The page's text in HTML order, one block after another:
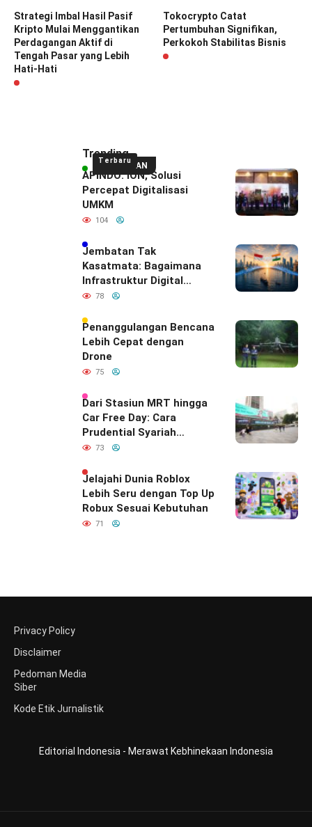
Strategi Imbal Hasil Pasif
Kripto Mulai Menggantikan
Perdagangan Aktif di
Tengah Pasar yang Lebih
Hati-Hati
Tokocrypto Catat
Pertumbuhan Signifikan,
Perkokoh Stabilitas Bisnis
UNGGULAN
Terbaru
Trending
APINDO: ION, Solusi
Percepat Digitalisasi
UMKM
104
Jembatan Tak
Kasatmata: Bagaimana
Infrastruktur Digital
Diam-Diam
Hubungan Indonesia–
India
78
Penanggulangan Bencana
Lebih Cepat dengan
Drone
75
Dari Stasiun MRT hingga
Car Free Day: Cara
Prudential Syariah
Merayakan yang Nomor
Indonesia
73
Jelajahi Dunia Roblox
Lebih Seru dengan Top Up
Robux Sesuai Kebutuhan
71
Privacy Policy
Disclaimer
Pedoman Media
Siber
Kode Etik Jurnalistik
Editorial Indonesia - Merawat Kebhinekaan Indonesia